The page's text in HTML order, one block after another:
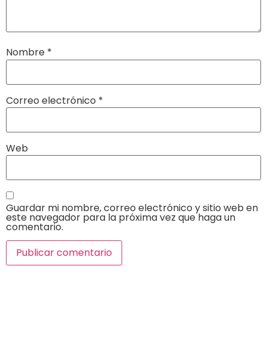
Nombre *
Correo electrónico *
Web
Guardar mi nombre, correo electrónico y sitio web en
este navegador para la próxima vez que haga un
comentario.